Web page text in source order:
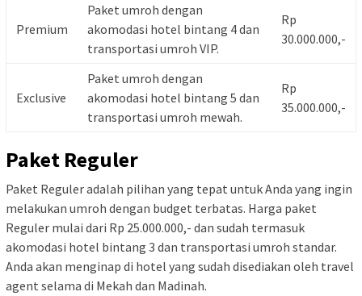
Premium
Paket umroh dengan
akomodasi hotel bintang 4 dan
transportasi umroh VIP.
Rp
30.000.000,-
Exclusive
Paket umroh dengan
akomodasi hotel bintang 5 dan
transportasi umroh mewah.
Rp
35.000.000,-
Paket Reguler
Paket Reguler adalah pilihan yang tepat untuk Anda yang ingin
melakukan umroh dengan budget terbatas. Harga paket
Reguler mulai dari Rp 25.000.000,- dan sudah termasuk
akomodasi hotel bintang 3 dan transportasi umroh standar.
Anda akan menginap di hotel yang sudah disediakan oleh travel
agent selama di Mekah dan Madinah.